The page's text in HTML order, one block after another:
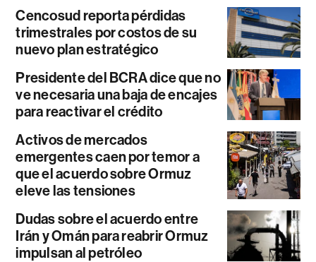
Cencosud reporta pérdidas
trimestrales por costos de su
nuevo plan estratégico
Presidente del BCRA dice que no
ve necesaria una baja de encajes
para reactivar el crédito
Activos de mercados
emergentes caen por temor a
que el acuerdo sobre Ormuz
eleve las tensiones
Dudas sobre el acuerdo entre
Irán y Omán para reabrir Ormuz
impulsan al petróleo